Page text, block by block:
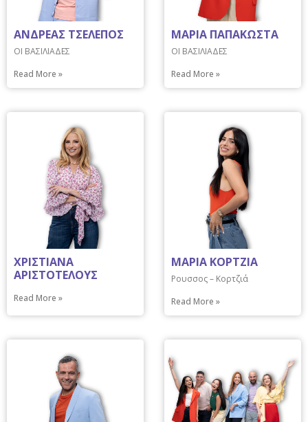
ΑΝΔΡΕΑΣ ΤΣΕΛΕΠΟΣ
ΟΙ ΒΑΣΙΛΙΑΔΕΣ
Read More »
ΜΑΡΙΑ ΠΑΠΑΚΩΣΤΑ
ΟΙ ΒΑΣΙΛΙΑΔΕΣ
Read More »
ΧΡΙΣΤΙΑΝΑ
ΑΡΙΣΤΟΤΕΛΟΥΣ
Read More »
ΜΑΡΙΑ ΚΟΡΤΖΙΑ
Ρουσσος – Κορτζιά
Read More »